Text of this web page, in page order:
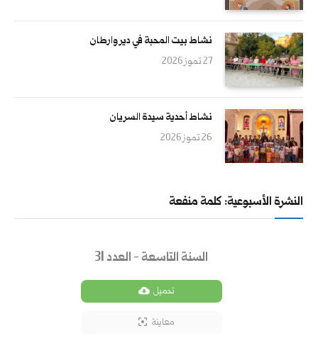
نشاط بيت المحبة في دير وارطان
27 تموز 2026
نشاط أحدية سيدة السريان
26 تموز 2026
النشرة الأسبوعية: كلمة منفعة
السنة التاسعة - العدد 31
تحميل
معاينة